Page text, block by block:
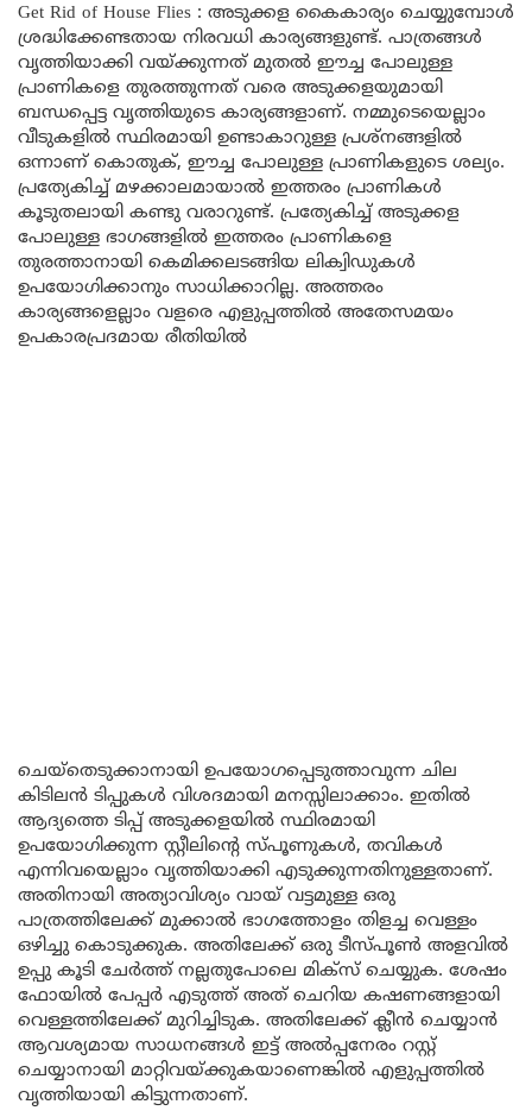
Get Rid of House Flies : അടുക്കള കൈകാര്യം ചെയ്യുമ്പോൾ
ശ്രദ്ധിക്കേണ്ടതായ നിരവധി കാര്യങ്ങളുണ്ട്. പാത്രങ്ങൾ
വൃത്തിയാക്കി വയ്ക്കുന്നത് മുതൽ ഈച്ച പോലുള്ള
പ്രാണികളെ തുരത്തുന്നത് വരെ അടുക്കളയുമായി
ബന്ധപ്പെട്ട വൃത്തിയുടെ കാര്യങ്ങളാണ്. നമ്മുടെയെല്ലാം
വീടുകളിൽ സ്ഥിരമായി ഉണ്ടാകാറുള്ള പ്രശ്നങ്ങളിൽ
ഒന്നാണ് കൊതുക്, ഈച്ച പോലുള്ള പ്രാണികളുടെ ശല്യം.
പ്രത്യേകിച്ച് മഴക്കാലമായാൽ ഇത്തരം പ്രാണികൾ
കൂടുതലായി കണ്ടു വരാറുണ്ട്. പ്രത്യേകിച്ച് അടുക്കള
പോലുള്ള ഭാഗങ്ങളിൽ ഇത്തരം പ്രാണികളെ
തുരത്താനായി കെമിക്കലടങ്ങിയ ലിക്വിഡുകൾ
ഉപയോഗിക്കാനും സാധിക്കാറില്ല. അത്തരം
കാര്യങ്ങളെല്ലാം വളരെ എളുപ്പത്തിൽ അതേസമയം
ഉപകാരപ്രദമായ രീതിയിൽ
ചെയ്തെടുക്കാനായി ഉപയോഗപ്പെടുത്താവുന്ന ചില
കിടിലൻ ടിപ്പുകൾ വിശദമായി മനസ്സിലാക്കാം. ഇതിൽ
ആദ്യത്തെ ടിപ്പ് അടുക്കളയിൽ സ്ഥിരമായി
ഉപയോഗിക്കുന്ന സ്റ്റീലിന്റെ സ്പൂണുകൾ, തവികൾ
എന്നിവയെല്ലാം വൃത്തിയാക്കി എടുക്കുന്നതിനുള്ളതാണ്.
അതിനായി അത്യാവിശ്യം വായ്‌ വട്ടമുള്ള ഒരു
പാത്രത്തിലേക്ക് മുക്കാൽ ഭാഗത്തോളം തിളച്ച വെള്ളം
ഒഴിച്ചു കൊടുക്കുക. അതിലേക്ക് ഒരു ടീസ്പൂൺ അളവിൽ
ഉപ്പു കൂടി ചേർത്ത് നല്ലതുപോലെ മിക്സ് ചെയ്യുക. ശേഷം
ഫോയിൽ പേപ്പർ എടുത്ത് അത് ചെറിയ കഷണങ്ങളായി
വെള്ളത്തിലേക്ക് മുറിച്ചിടുക. അതിലേക്ക് ക്ലീൻ ചെയ്യാൻ
ആവശ്യമായ സാധനങ്ങൾ ഇട്ട് അൽപ്പനേരം റസ്റ്റ്
ചെയ്യാനായി മാറ്റിവയ്ക്കുകയാണെങ്കിൽ എളുപ്പത്തിൽ
വൃത്തിയായി കിട്ടുന്നതാണ്.